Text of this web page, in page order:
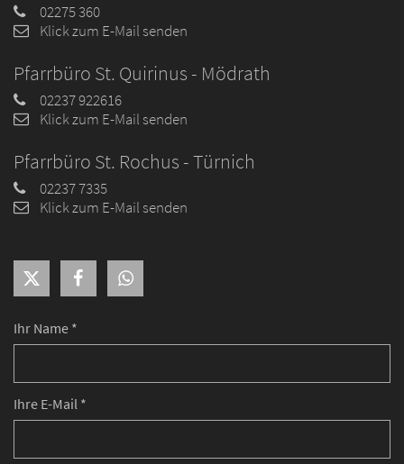
Ihr Name *
Ihre E-Mail *
02275 360
Klick zum E-Mail senden
Pfarrbüro St. Quirinus - Mödrath
02237 922616
Klick zum E-Mail senden
Pfarrbüro St. Rochus - Türnich
02237 7335
Klick zum E-Mail senden